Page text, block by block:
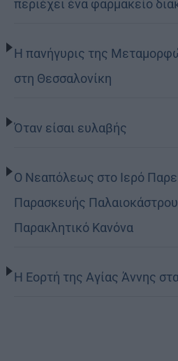
περιέχει ένα φαρμακείο
Η πανήγυρις της
στη Θεσσαλονίκη
Όταν είσαι ευλαβής
Ο Νεαπόλεως στο Ιερό
Παρασκευής
Παρακλητικό Κανόνα
Η Εορτή της Αγίας Άννης